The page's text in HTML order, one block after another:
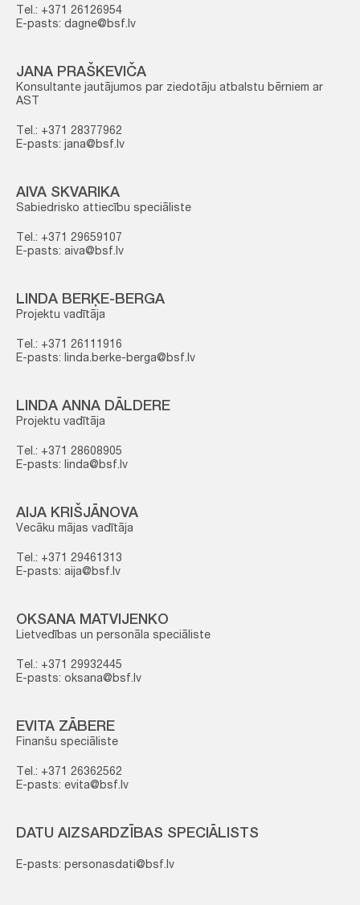
Tel.: +371 26126954
E-pasts: dagne@bsf.lv
JANA PRAŠKEVIČA
Konsultante jautājumos par ziedotāju atbalstu bērniem ar
AST
Tel.: +371 28377962
E-pasts: jana@bsf.lv
AIVA SKVARIKA
Sabiedrisko attiecību speciāliste
Tel.: +371 29659107
E-pasts: aiva@bsf.lv
LINDA BERĶE-BERGA
Projektu vadītāja
Tel.: +371 26111916
E-pasts: linda.berke-berga@bsf.lv
LINDA ANNA DĀLDERE
Projektu vadītāja
Tel.: +371 28608905
E-pasts: linda@bsf.lv
AIJA KRIŠJĀNOVA
Vecāku mājas vadītāja
Tel.: +371 29461313
E-pasts: aija@bsf.lv
OKSANA MATVIJENKO
Lietvedības un personāla speciāliste
Tel.: +371 29932445
E-pasts: oksana@bsf.lv
EVITA ZĀBERE
Finanšu speciāliste
Tel.: +371 26362562
E-pasts: evita@bsf.lv
DATU AIZSARDZĪBAS SPECIĀLISTS
E-pasts: personasdati@bsf.lv